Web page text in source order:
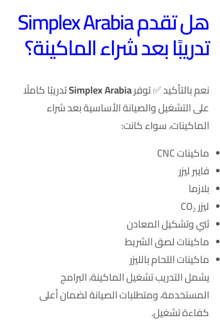
هل تقدم Simplex Arabia
تدريبًا بعد شراء الماكينة؟
نعم بالتأكيد ✅توفرSimplex Arabiaتدريبًا كاملًا
على التشغيل والصيانة الأساسية بعد شراء
الماكينات، سواء كانت:
ماكينات CNC
فايبر ليزر
بلازما
ليزر CO₂
ثني وتشكيل المعادن
ماكينات لصق الشريط
ماكينات اللحام بالليزر
يشمل التدريب تشغيل الماكينة، البرامج
المستخدمة، ومتطلبات الصيانة لضمان أعلى
كفاءة تشغيل.